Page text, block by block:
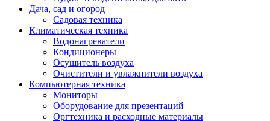
Дача, сад и огород
Садовая техника
Климатическая техника
Водонагреватели
Кондиционеры
Осушитель воздуха
Очистители и увлажнители воздуха
Компьютерная техника
Мониторы
Оборудование для презентаций
Оргтехника и расходные материалы